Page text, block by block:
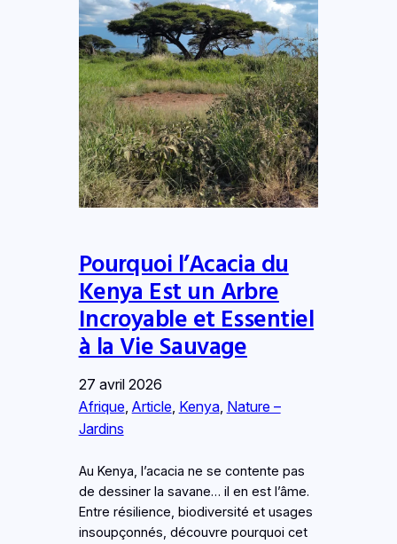
Pourquoi l’Acacia du
Kenya Est un Arbre
Incroyable et Essentiel
à la Vie Sauvage
27 avril 2026
Afrique, Article, Kenya, Nature –
Jardins
Au Kenya, l’acacia ne se contente pas
de dessiner la savane… il en est l’âme.
Entre résilience, biodiversité et usages
insoupçonnés, découvre pourquoi cet